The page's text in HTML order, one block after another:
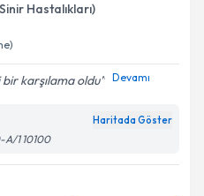
Hastalıkları)
karşılama oldu Devamı
Haritada Göster
A/1 10100